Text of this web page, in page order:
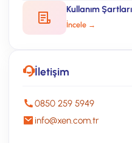
Kullanım Şartları
İncele →
İletişim
0850 259 5949
info@xen.com.tr